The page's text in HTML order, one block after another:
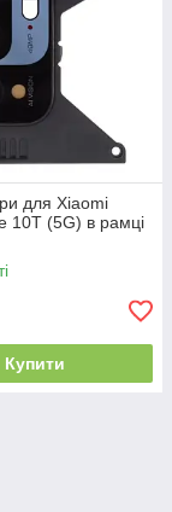
для Xiaomi
10T (5G) в рамці
Купити